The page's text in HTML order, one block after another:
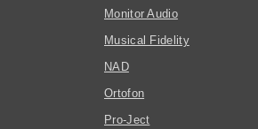
Monitor Audio
Musical Fidelity
NAD
Ortofon
Pro-Ject